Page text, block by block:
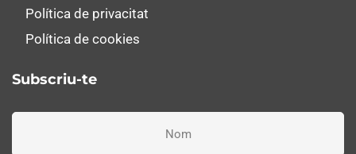
Política de privacitat
Política de cookies
Subscriu-te